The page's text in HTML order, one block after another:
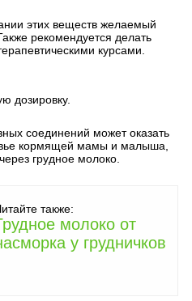
этих веществ желаемый
рекомендуется делать
курсами.
дозировку.
соединений может оказать
кормящей мамы и малыша,
грудное молоко.
также:
молоко от
у грудничков